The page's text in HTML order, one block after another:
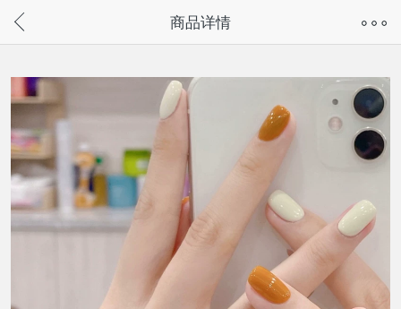
请通过微信或支付宝搜“奇兔客小程序”访问
商品详情